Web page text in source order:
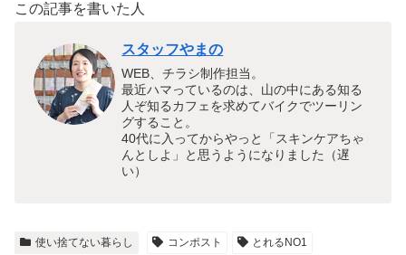
この記事を書いた人
スタッフやまの
WEB、チラシ制作担当。
最近ハマっているのは、山の中にある知る
人ぞ知るカフェを求めてバイクでツーリン
グすること。
40代に入ってからやっと「スキンケアちゃ
んとしよ」と思うようになりました（遅
い）
使い捨てない暮らし コンポスト とれるNO1